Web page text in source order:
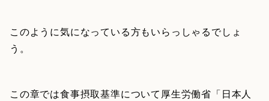
このように気になっている方もいらっしゃるでしょ
う。
この章では食事摂取基準について厚生労働省「日本人